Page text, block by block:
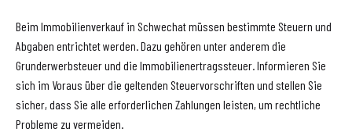
Beim Immobilienverkauf in Schwechat müssen bestimmte Steuern und
Abgaben entrichtet werden. Dazu gehören unter anderem die
Grunderwerbsteuer und die Immobilienertragssteuer. Informieren Sie
sich im Voraus über die geltenden Steuervorschriften und stellen Sie
sicher, dass Sie alle erforderlichen Zahlungen leisten, um rechtliche
Probleme zu vermeiden.